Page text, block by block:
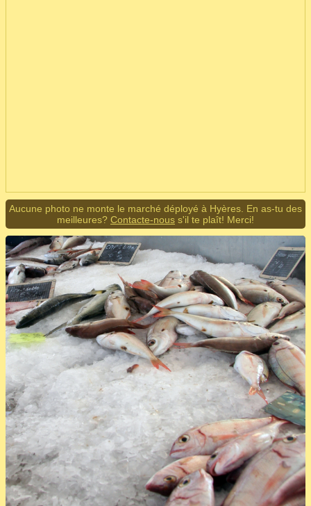
Aucune photo ne monte le marché déployé à Hyères. En as-tu des
meilleures? Contacte-nous s'il te plaît! Merci!